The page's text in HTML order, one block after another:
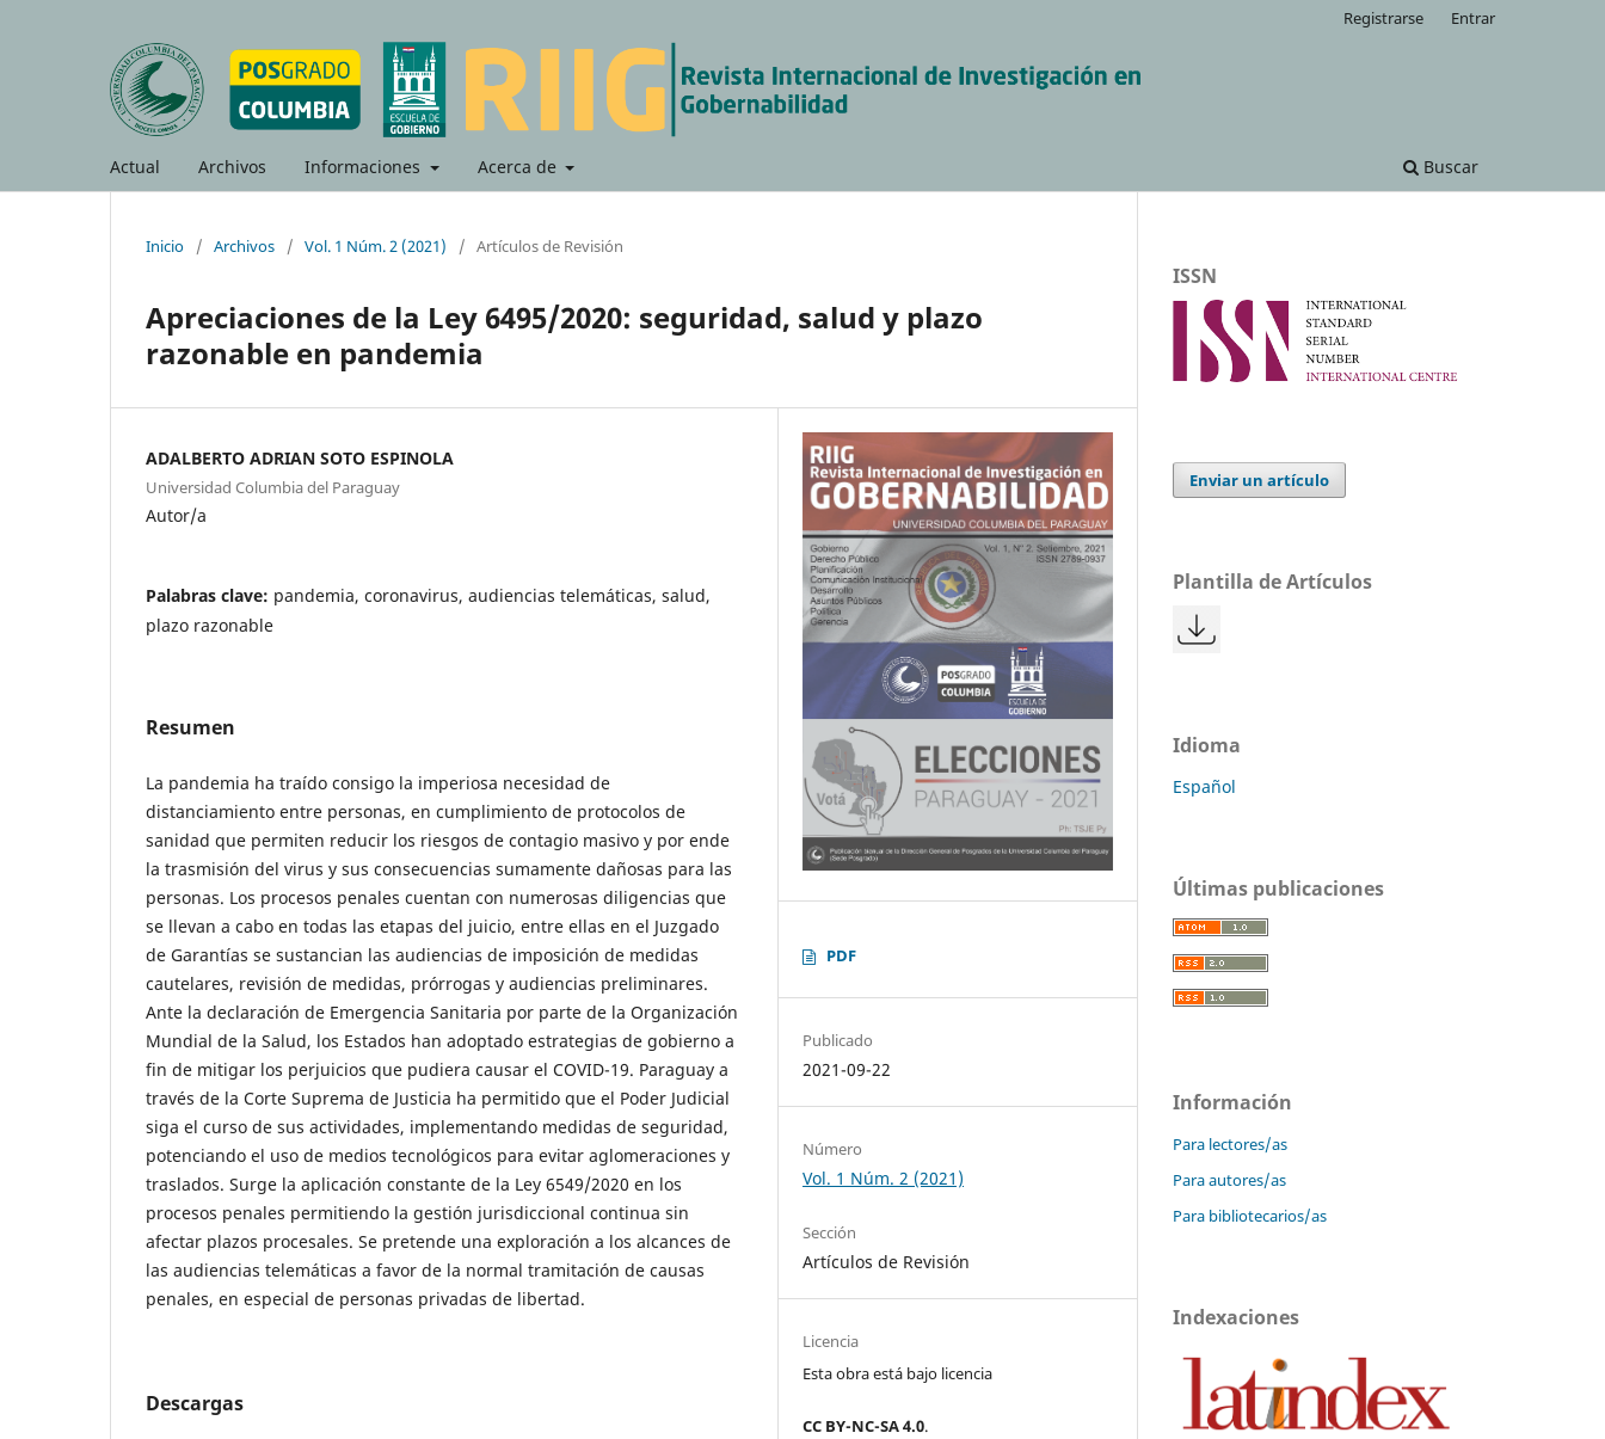
Actual Archivos Informaciones Acerca de Buscar
Registrarse Entrar
Inicio / Archivos / Vol. 1 Núm. 2 (2021) / Artículos de Revisión
Apreciaciones de la Ley 6495/2020: seguridad, salud y plazo
razonable en pandemia
ADALBERTO ADRIAN SOTO ESPINOLA
Universidad Columbia del Paraguay
Autor/a
Palabras clave: pandemia, coronavirus, audiencias telemáticas, salud,
plazo razonable
Resumen
La pandemia ha traído consigo la imperiosa necesidad de
distanciamiento entre personas, en cumplimiento de protocolos de
sanidad que permiten reducir los riesgos de contagio masivo y por ende
la trasmisión del virus y sus consecuencias sumamente dañosas para las
personas. Los procesos penales cuentan con numerosas diligencias que
se llevan a cabo en todas las etapas del juicio, entre ellas en el Juzgado
de Garantías se sustancian las audiencias de imposición de medidas
cautelares, revisión de medidas, prórrogas y audiencias preliminares.
Ante la declaración de Emergencia Sanitaria por parte de la Organización
Mundial de la Salud, los Estados han adoptado estrategias de gobierno a
fin de mitigar los perjuicios que pudiera causar el COVID-19. Paraguay a
través de la Corte Suprema de Justicia ha permitido que el Poder Judicial
siga el curso de sus actividades, implementando medidas de seguridad,
potenciando el uso de medios tecnológicos para evitar aglomeraciones y
traslados. Surge la aplicación constante de la Ley 6549/2020 en los
procesos penales permitiendo la gestión jurisdiccional continua sin
afectar plazos procesales. Se pretende una exploración a los alcances de
las audiencias telemáticas a favor de la normal tramitación de causas
penales, en especial de personas privadas de libertad.
Descargas
PDF
Publicado
2021-09-22
Número
Vol. 1 Núm. 2 (2021)
Sección
Artículos de Revisión
Licencia
Esta obra está bajo licencia
CC BY-NC-SA 4.0.
ISSN
Enviar un artículo
Plantilla de Artículos
Idioma
Español
Últimas publicaciones
Información
Para lectores/as
Para autores/as
Para bibliotecarios/as
Indexaciones